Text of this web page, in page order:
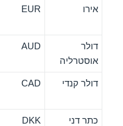
אירו EUR
דולר
אוסטרליה
AUD
דולר קנדי CAD
כתר דני DKK